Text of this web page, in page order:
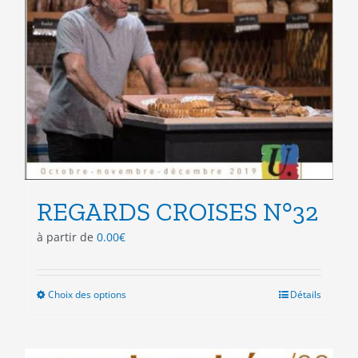
REGARDS CROISES N°32
à partir de 0.00€
Choix des optionsCe
Détails